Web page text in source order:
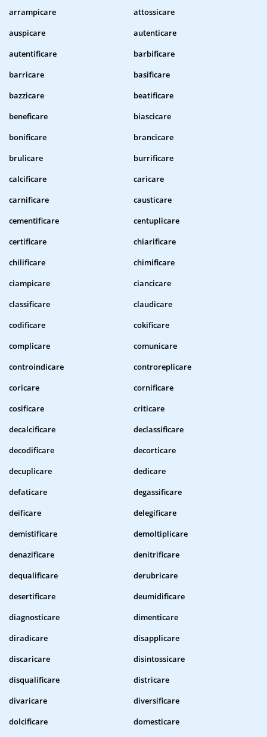
arrampicare
attossicare
auspicare
autenticare
autentificare
barbificare
barricare
basificare
bazzicare
beatificare
beneficare
biascicare
bonificare
brancicare
brulicare
burrificare
calcificare
caricare
carnificare
causticare
cementificare
centuplicare
certificare
chiarificare
chilificare
chimificare
ciampicare
ciancicare
classificare
claudicare
codificare
cokificare
complicare
comunicare
controindicare
controreplicare
coricare
cornificare
cosificare
criticare
decalcificare
declassificare
decodificare
decorticare
decuplicare
dedicare
defaticare
degassificare
deificare
delegificare
demistificare
demoltiplicare
denazificare
denitrificare
dequalificare
derubricare
desertificare
deumidificare
diagnosticare
dimenticare
diradicare
disapplicare
discaricare
disintossicare
disqualificare
districare
divaricare
diversificare
dolcificare
domesticare